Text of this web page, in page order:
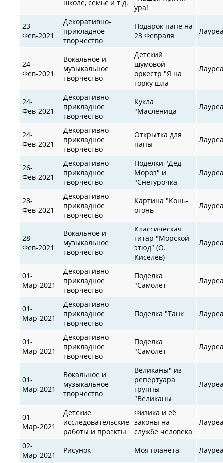
школе, семье и т.д.
ура!
23-
Фев-2021
Декоративно-
прикладное
творчество
Подарок папе на
23 Февраля
24-
Фев-2021
Вокальное и
музыкальное
творчество
Детский
шумовой
оркестр "Я на
горку шла
24-
Фев-2021
Декоративно-
прикладное
творчество
Кукла
"Масленица
24-
Фев-2021
Декоративно-
прикладное
творчество
Открытка для
папы
26-
Фев-2021
Декоративно-
прикладное
творчество
Поделки "Дед
Мороз" и
"Снегурочка
28-
Фев-2021
Декоративно-
прикладное
творчество
Картина "Конь-
огонь
28-
Фев-2021
Вокальное и
музыкальное
творчество
Классическая
гитар "Морской
этюд" (О.
Киселев)
01-
Мар-2021
Декоративно-
прикладное
творчество
Поделка
"Самолет
01-
Мар-2021
Декоративно-
прикладное
творчество
Поделка "Танк
01-
Мар-2021
Декоративно-
прикладное
творчество
Поделка
"Самолет
01-
Мар-2021
Вокальное и
музыкальное
творчество
Великаны" из
репертуара
группы
"Великаны
01-
Мар-2021
Детские
исследовательские
работы и проекты
Физика и её
законы на
службе человека
02-
Мар-2021
Рисунок Моя планета